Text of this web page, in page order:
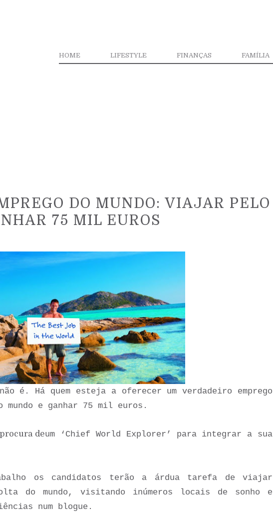
HOME LIFESTYLE FINANÇAS FAMÍLIA
DO MUNDO: VIAJAR PELO
75 MIL EUROS
é. Há quem esteja a oferecer um verdadeiro emprego
e ganhar 75 mil euros.
deum ‘Chief World Explorer’ para integrar a sua
os candidatos terão a árdua tarefa de viajar
do mundo, visitando inúmeros locais de sonho e
num blogue.